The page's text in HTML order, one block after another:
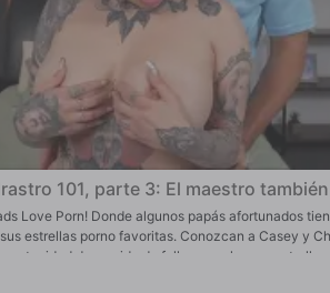
101, parte 3: El maestro
Love Porn! Donde algunos papás afortunados
estrellas porno favoritas. Conozcan a Casey y
de su vida de follar con algunas estrellas
un papá habitual de BangBros, para